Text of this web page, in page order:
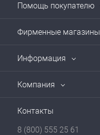
Помощь покупателю
Фирменные магазины
Информация
Компания
Контакты
8 (800) 555 25 61